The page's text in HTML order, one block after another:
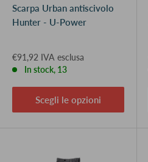
Scarpa Urban antiscivolo
Hunter - U-Power
€91,92 IVA esclusa
In stock, 13
Scegli le opzioni